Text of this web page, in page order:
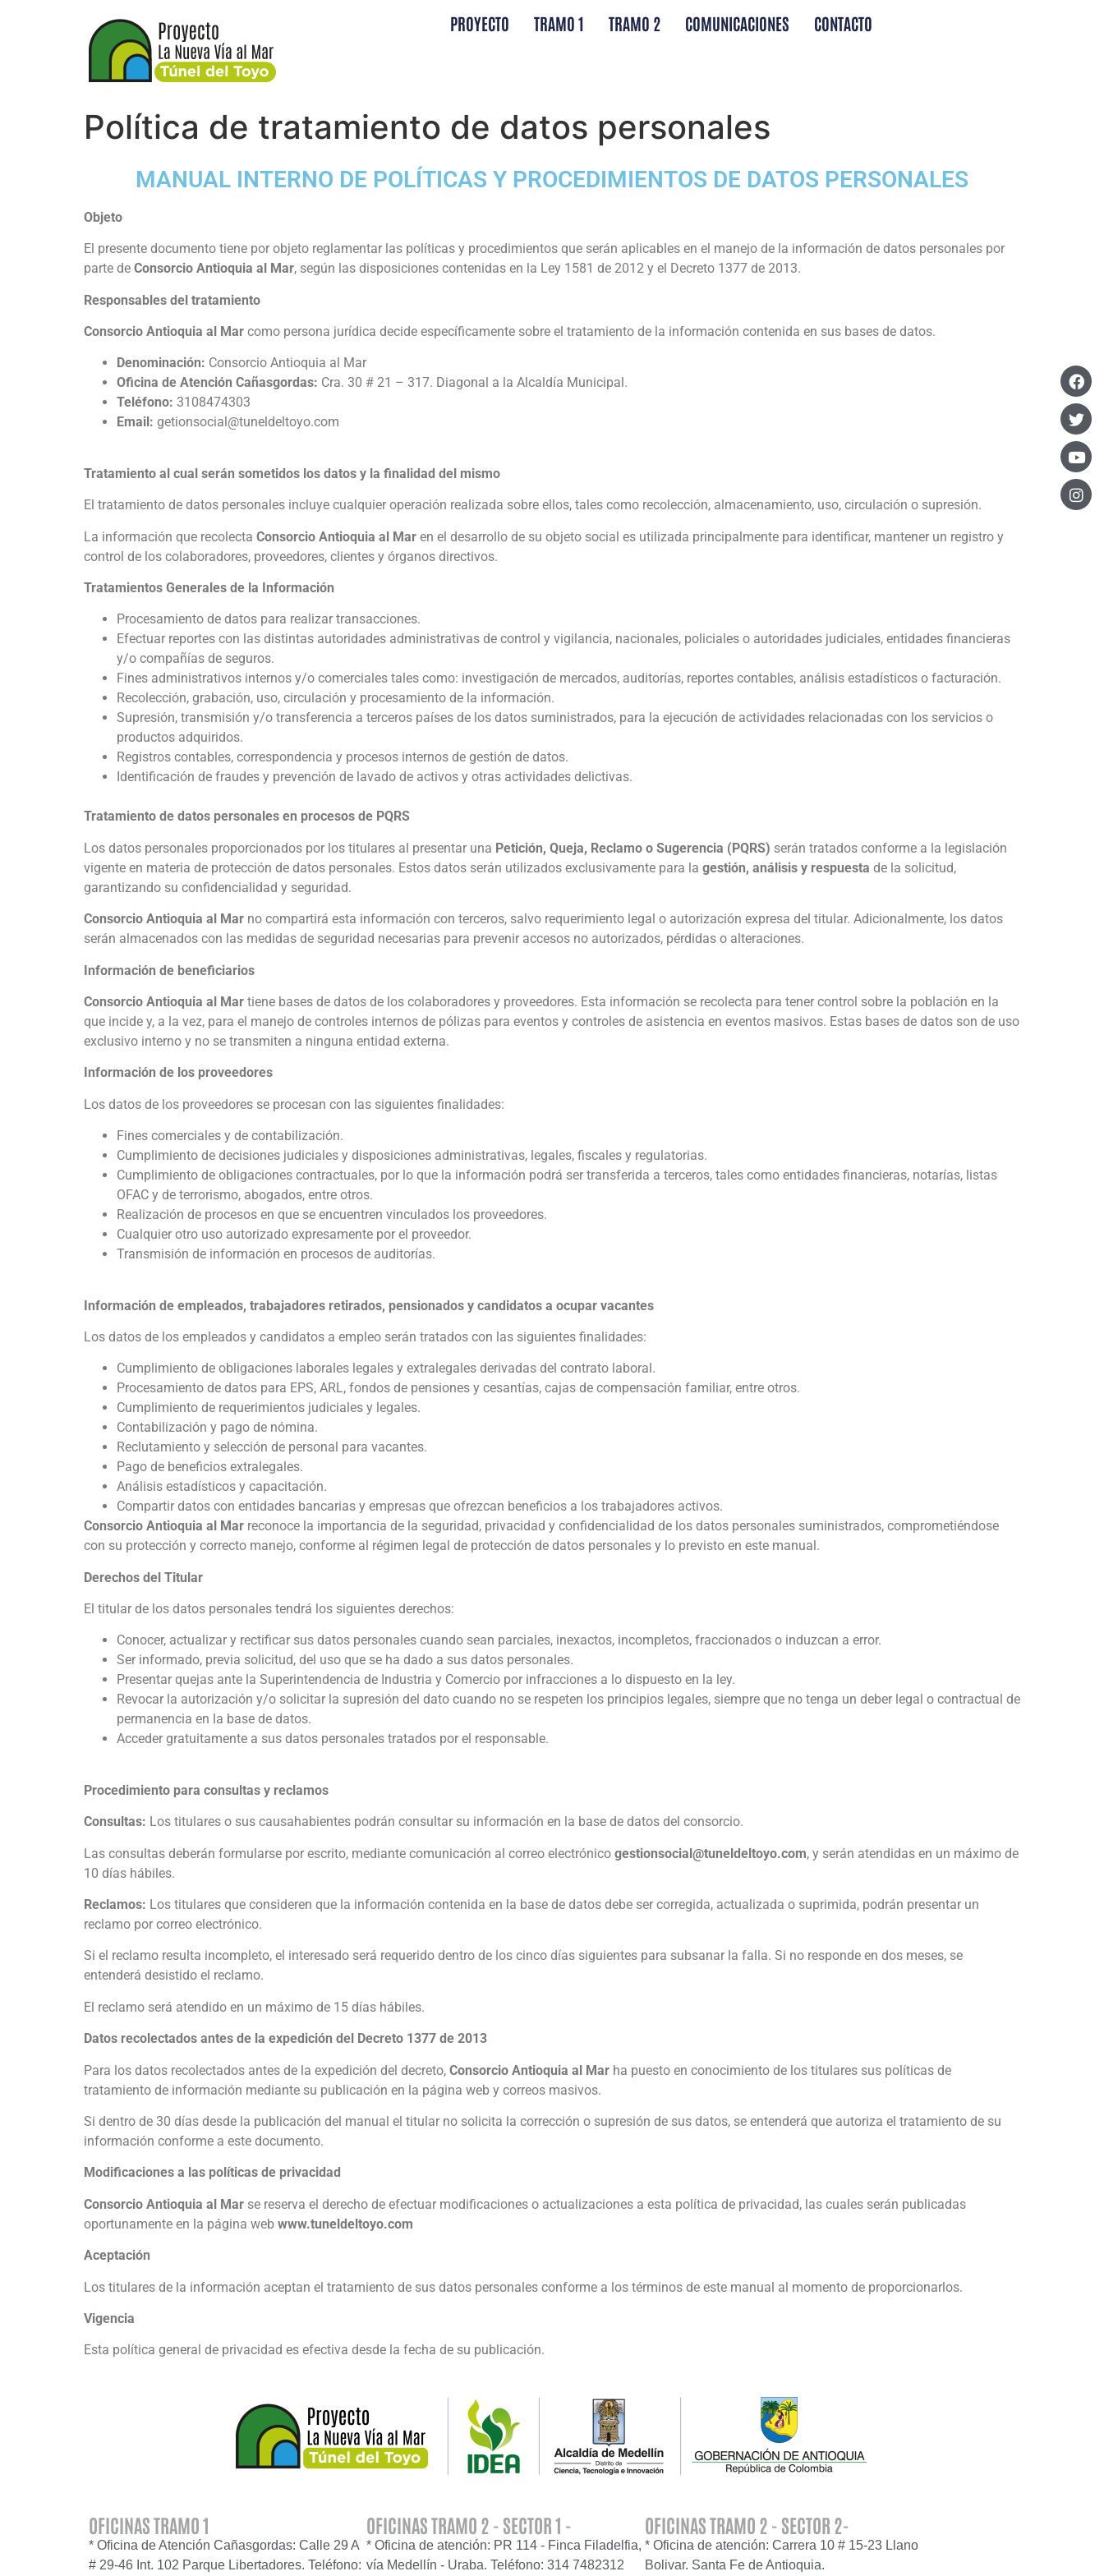
PROYECTO TRAMO 1 TRAMO 2 COMUNICACIONES CONTACTO
Política de tratamiento de datos personales
MANUAL INTERNO DE POLÍTICAS Y PROCEDIMIENTOS DE DATOS PERSONALES
Objeto
El presente documento tiene por objeto reglamentar las políticas y procedimientos que serán aplicables en el manejo de la información de datos personales por
parte de Consorcio Antioquia al Mar, según las disposiciones contenidas en la Ley 1581 de 2012 y el Decreto 1377 de 2013.
Responsables del tratamiento
Consorcio Antioquia al Mar como persona jurídica decide específicamente sobre el tratamiento de la información contenida en sus bases de datos.
Denominación: Consorcio Antioquia al Mar
Oficina de Atención Cañasgordas: Cra. 30 # 21 – 317. Diagonal a la Alcaldía Municipal.
Teléfono: 3108474303
Email: getionsocial@tuneldeltoyo.com
Tratamiento al cual serán sometidos los datos y la finalidad del mismo
El tratamiento de datos personales incluye cualquier operación realizada sobre ellos, tales como recolección, almacenamiento, uso, circulación o supresión.
La información que recolecta Consorcio Antioquia al Mar en el desarrollo de su objeto social es utilizada principalmente para identificar, mantener un registro y
control de los colaboradores, proveedores, clientes y órganos directivos.
Tratamientos Generales de la Información
Procesamiento de datos para realizar transacciones.
Efectuar reportes con las distintas autoridades administrativas de control y vigilancia, nacionales, policiales o autoridades judiciales, entidades financieras
y/o compañías de seguros.
Fines administrativos internos y/o comerciales tales como: investigación de mercados, auditorías, reportes contables, análisis estadísticos o facturación.
Recolección, grabación, uso, circulación y procesamiento de la información.
Supresión, transmisión y/o transferencia a terceros países de los datos suministrados, para la ejecución de actividades relacionadas con los servicios o
productos adquiridos.
Registros contables, correspondencia y procesos internos de gestión de datos.
Identificación de fraudes y prevención de lavado de activos y otras actividades delictivas.
Tratamiento de datos personales en procesos de PQRS
Los datos personales proporcionados por los titulares al presentar una Petición, Queja, Reclamo o Sugerencia (PQRS) serán tratados conforme a la legislación
vigente en materia de protección de datos personales. Estos datos serán utilizados exclusivamente para la gestión, análisis y respuesta de la solicitud,
garantizando su confidencialidad y seguridad.
Consorcio Antioquia al Mar no compartirá esta información con terceros, salvo requerimiento legal o autorización expresa del titular. Adicionalmente, los datos
serán almacenados con las medidas de seguridad necesarias para prevenir accesos no autorizados, pérdidas o alteraciones.
Información de beneficiarios
Consorcio Antioquia al Mar tiene bases de datos de los colaboradores y proveedores. Esta información se recolecta para tener control sobre la población en la
que incide y, a la vez, para el manejo de controles internos de pólizas para eventos y controles de asistencia en eventos masivos. Estas bases de datos son de uso
exclusivo interno y no se transmiten a ninguna entidad externa.
Información de los proveedores
Los datos de los proveedores se procesan con las siguientes finalidades:
Fines comerciales y de contabilización.
Cumplimiento de decisiones judiciales y disposiciones administrativas, legales, fiscales y regulatorias.
Cumplimiento de obligaciones contractuales, por lo que la información podrá ser transferida a terceros, tales como entidades financieras, notarías, listas
OFAC y de terrorismo, abogados, entre otros.
Realización de procesos en que se encuentren vinculados los proveedores.
Cualquier otro uso autorizado expresamente por el proveedor.
Transmisión de información en procesos de auditorías.
Información de empleados, trabajadores retirados, pensionados y candidatos a ocupar vacantes
Los datos de los empleados y candidatos a empleo serán tratados con las siguientes finalidades:
Cumplimiento de obligaciones laborales legales y extralegales derivadas del contrato laboral.
Procesamiento de datos para EPS, ARL, fondos de pensiones y cesantías, cajas de compensación familiar, entre otros.
Cumplimiento de requerimientos judiciales y legales.
Contabilización y pago de nómina.
Reclutamiento y selección de personal para vacantes.
Pago de beneficios extralegales.
Análisis estadísticos y capacitación.
Compartir datos con entidades bancarias y empresas que ofrezcan beneficios a los trabajadores activos.
Consorcio Antioquia al Mar reconoce la importancia de la seguridad, privacidad y confidencialidad de los datos personales suministrados, comprometiéndose
con su protección y correcto manejo, conforme al régimen legal de protección de datos personales y lo previsto en este manual.
Derechos del Titular
El titular de los datos personales tendrá los siguientes derechos:
Conocer, actualizar y rectificar sus datos personales cuando sean parciales, inexactos, incompletos, fraccionados o induzcan a error.
Ser informado, previa solicitud, del uso que se ha dado a sus datos personales.
Presentar quejas ante la Superintendencia de Industria y Comercio por infracciones a lo dispuesto en la ley.
Revocar la autorización y/o solicitar la supresión del dato cuando no se respeten los principios legales, siempre que no tenga un deber legal o contractual de
permanencia en la base de datos.
Acceder gratuitamente a sus datos personales tratados por el responsable.
Procedimiento para consultas y reclamos
Consultas: Los titulares o sus causahabientes podrán consultar su información en la base de datos del consorcio.
Las consultas deberán formularse por escrito, mediante comunicación al correo electrónico gestionsocial@tuneldeltoyo.com, y serán atendidas en un máximo de
10 días hábiles.
Reclamos: Los titulares que consideren que la información contenida en la base de datos debe ser corregida, actualizada o suprimida, podrán presentar un
reclamo por correo electrónico.
Si el reclamo resulta incompleto, el interesado será requerido dentro de los cinco días siguientes para subsanar la falla. Si no responde en dos meses, se
entenderá desistido el reclamo.
El reclamo será atendido en un máximo de 15 días hábiles.
Datos recolectados antes de la expedición del Decreto 1377 de 2013
Para los datos recolectados antes de la expedición del decreto, Consorcio Antioquia al Mar ha puesto en conocimiento de los titulares sus políticas de
tratamiento de información mediante su publicación en la página web y correos masivos.
Si dentro de 30 días desde la publicación del manual el titular no solicita la corrección o supresión de sus datos, se entenderá que autoriza el tratamiento de su
información conforme a este documento.
Modificaciones a las políticas de privacidad
Consorcio Antioquia al Mar se reserva el derecho de efectuar modificaciones o actualizaciones a esta política de privacidad, las cuales serán publicadas
oportunamente en la página web www.tuneldeltoyo.com
Aceptación
Los titulares de la información aceptan el tratamiento de sus datos personales conforme a los términos de este manual al momento de proporcionarlos.
Vigencia
Esta política general de privacidad es efectiva desde la fecha de su publicación.
OFICINAS TRAMO 1
* Oficina de Atención Cañasgordas: Calle 29 A
# 29-46 Int. 102 Parque Libertadores. Teléfono:
OFICINAS TRAMO 2 - SECTOR 1 -
* Oficina de atención: PR 114 - Finca Filadelfia,
vía Medellín - Uraba. Teléfono: 314 7482312
OFICINAS TRAMO 2 - SECTOR 2-
* Oficina de atención: Carrera 10 # 15-23 Llano
Bolivar. Santa Fe de Antioquia.